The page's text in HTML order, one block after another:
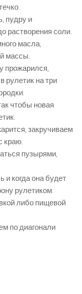
пудру и
растворения соли.
масла,
массы.
прожарился,
рулетик на три
чтобы новая
закручиваем
краю.
пузырями,
когда она будет
рулетиком.
либо пищевой
по диагонали